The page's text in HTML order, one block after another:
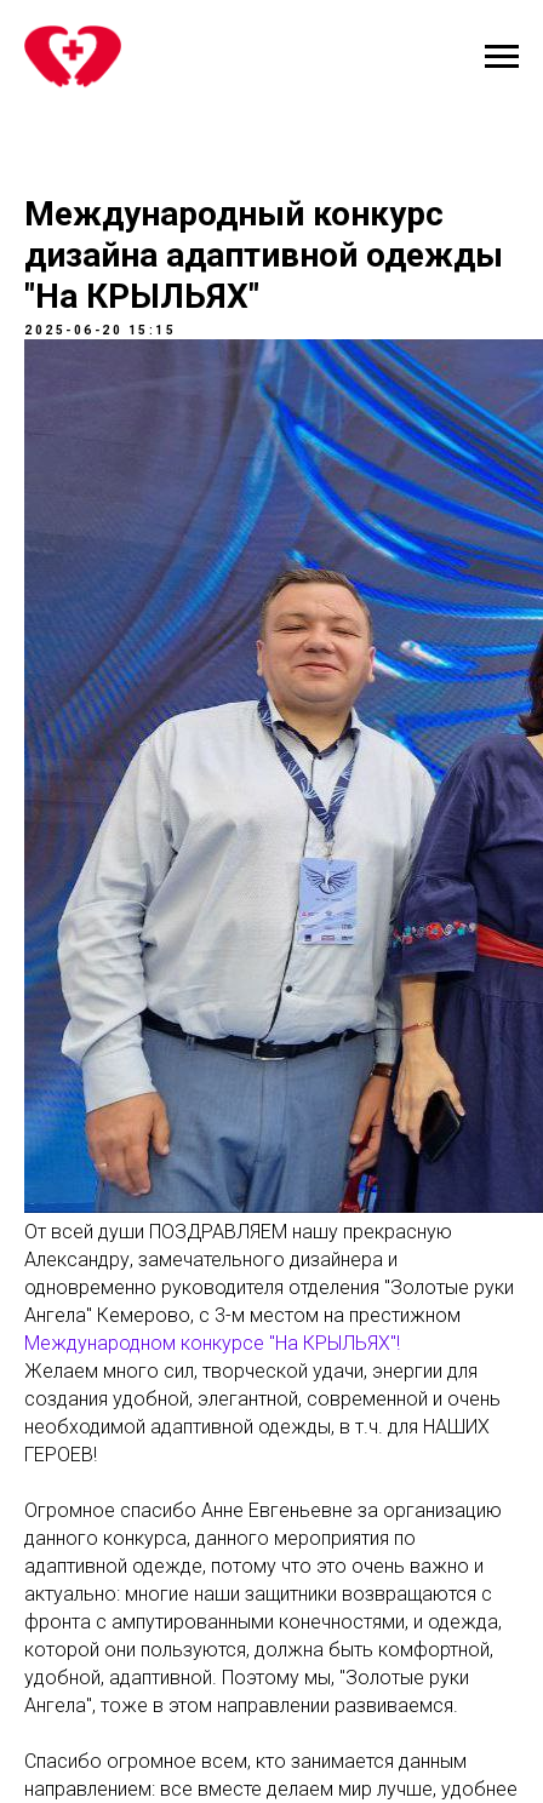
Международный конкурс
дизайна адаптивной одежды
"На КРЫЛЬЯХ"
2025-06-20 15:15
От всей души ПОЗДРАВЛЯЕМ нашу прекрасную
Александру, замечательного дизайнера и
одновременно руководителя отделения "Золотые руки
Ангела" Кемерово, с 3-м местом на престижном
Международном конкурсе "На КРЫЛЬЯХ"!
Желаем много сил, творческой удачи, энергии для
создания удобной, элегантной, современной и очень
необходимой адаптивной одежды, в т.ч. для НАШИХ
ГЕРОЕВ!
Огромное спасибо Анне Евгеньевне за организацию
данного конкурса, данного мероприятия по
адаптивной одежде, потому что это очень важно и
актуально: многие наши защитники возвращаются с
фронта с ампутированными конечностями, и одежда,
которой они пользуются, должна быть комфортной,
удобной, адаптивной. Поэтому мы, "Золотые руки
Ангела", тоже в этом направлении развиваемся.
Спасибо огромное всем, кто занимается данным
направлением: все вместе делаем мир лучше, удобнее